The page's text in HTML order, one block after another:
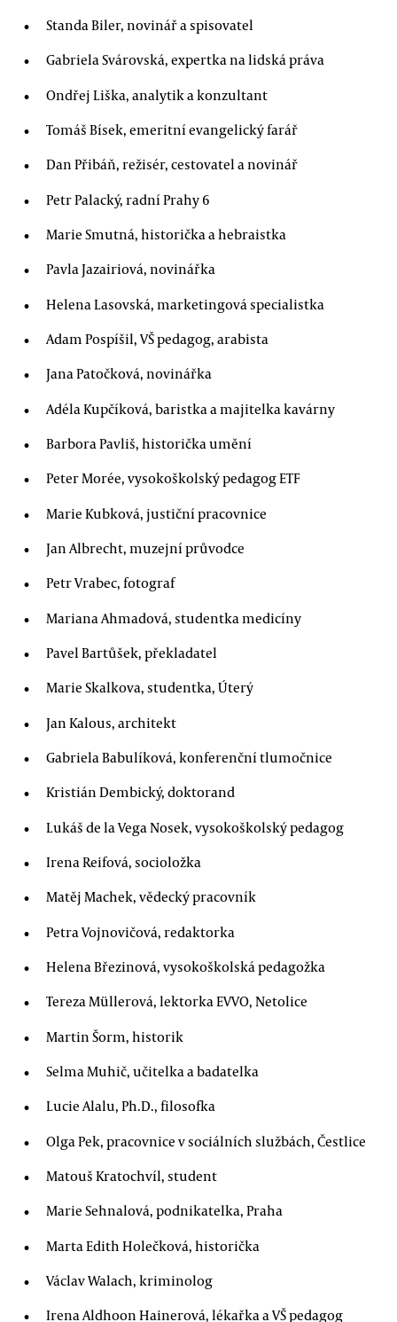
Standa Biler, novinář a spisovatel
Gabriela Svárovská, expertka na lidská práva
Ondřej Liška, analytik a konzultant
Tomáš Bísek, emeritní evangelický farář
Dan Přibáň, režisér, cestovatel a novinář
Petr Palacký, radní Prahy 6
Marie Smutná, historička a hebraistka
Pavla Jazairiová, novinářka
Helena Lasovská, marketingová specialistka
Adam Pospíšil, VŠ pedagog, arabista
Jana Patočková, novinářka
Adéla Kupčíková, baristka a majitelka kavárny
Barbora Pavliš, historička umění
Peter Morée, vysokoškolský pedagog ETF
Marie Kubková, justiční pracovnice
Jan Albrecht, muzejní průvodce
Petr Vrabec, fotograf
Mariana Ahmadová, studentka medicíny
Pavel Bartůšek, překladatel
Marie Skalkova, studentka, Úterý
Jan Kalous, architekt
Gabriela Babulíková, konferenční tlumočnice
Kristián Dembický, doktorand
Lukáš de la Vega Nosek, vysokoškolský pedagog
Irena Reifová, socioložka
Matěj Machek, vědecký pracovník
Petra Vojnovičová, redaktorka
Helena Březinová, vysokoškolská pedagožka
Tereza Müllerová, lektorka EVVO, Netolice
Martin Šorm, historik
Selma Muhič, učitelka a badatelka
Lucie Alalu, Ph.D., filosofka
Olga Pek, pracovnice v sociálních službách, Čestlice
Matouš Kratochvíl, student
Marie Sehnalová, podnikatelka, Praha
Marta Edith Holečková, historička
Václav Walach, kriminolog
Irena Aldhoon Hainerová, lékařka a VŠ pedagog